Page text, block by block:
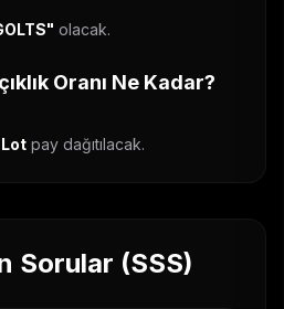
" olacak.
Oranı Ne Kadar?
Lot pay dağıtılacak.
Sorular (SSS)